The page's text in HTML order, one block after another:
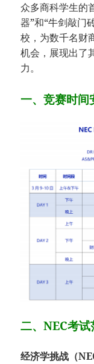
众多商科学生的
器”和“牛剑敲门
校，为数千名财
机会，展现出了
力。
一、竞赛时间
二、NEC考试
经济学挑战（